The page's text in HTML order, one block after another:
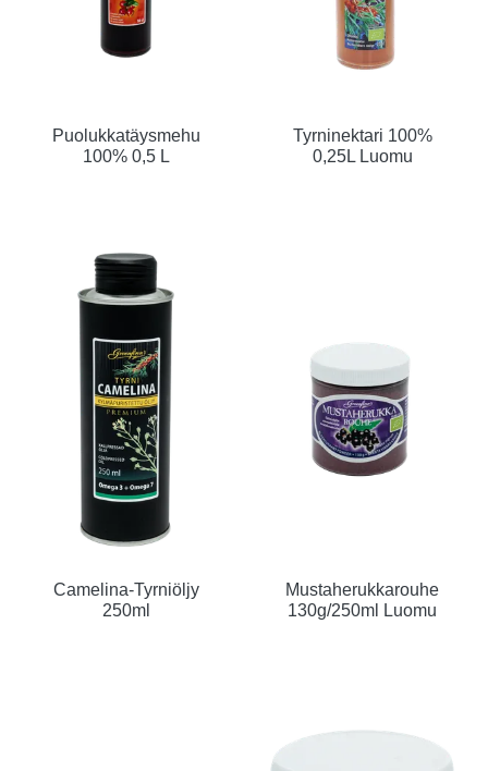
Puolukkatäysmehu
100% 0,5 L
Tyrninektari 100%
0,25L Luomu
Camelina-Tyrniöljy
250ml
Mustaherukkarouhe
130g/250ml Luomu